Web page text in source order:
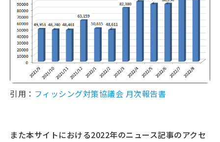
引用： フィッシング対策協議会 月次報告書
また本サイトにおける2022年のニュース記事のアクセ